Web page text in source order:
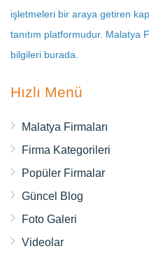
işletmeleri bir araya getiren
tanıtım platformudur. Malatya
bilgileri burada.
Hızlı Menü
Malatya Firmaları
Firma Kategorileri
Popüler Firmalar
Güncel Blog
Foto Galeri
Videolar